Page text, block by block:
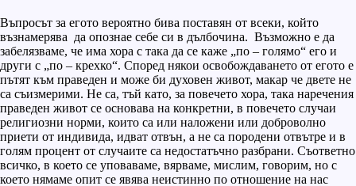
Въпросът за егото вероятно бива поставян от всеки, който
възнамерява да опознае себе си в дълбочина. Възможно е да
забелязваме, че има хора с така да се каже „по – голямо“ его и
други с „по – крехко“. Според някои освобождаването от егото е
пътят към праведен и може би духовен живот, макар че двете не
са съизмерими. Не са, тъй като, за повечето хора, така наречения
праведен живот се основава на конкретни, в повечето случаи
религиозни норми, които са или наложени или доброволно
приети от индивида, идват отвън, а не са породени отвътре и в
голям процент от случаите са недостатъчно разбрани. Съответно
всичко, в което се уповаваме, вярваме, мислим, говорим, но с
което нямаме опит се явява неистинно по отношение на нас